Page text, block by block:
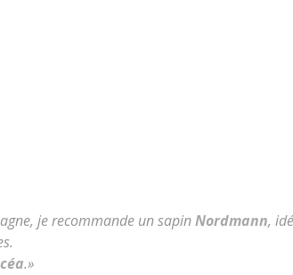
je recommande un sapinNordmann,
.»